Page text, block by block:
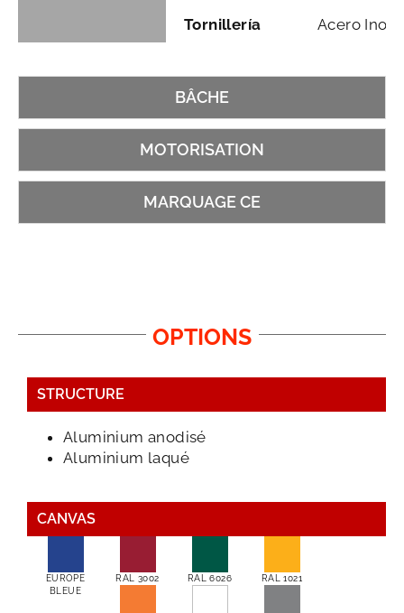
Tornillería
Acero
BÂCHE
MOTORISATION
MARQUAGE CE
OPTIONS
STRUCTURE
Aluminium anodisé
Aluminium laqué
CANVAS
EUROPE
BLEUE
RAL 3002 RAL 6026 RAL 1021